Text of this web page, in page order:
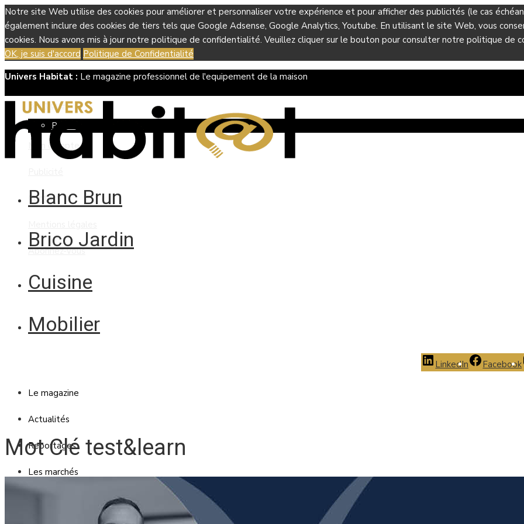
Notre site Web utilise des cookies pour améliorer et personnaliser votre expérience et pour afficher des publicités (le cas
également inclure des cookies de tiers tels que Google Adsense, Google Analytics, Youtube. En utilisant le site Web, vous
cookies. Nous avons mis à jour notre politique de confidentialité. Veuillez cliquer sur le bouton pour consulter notre politique de
OK, je suis d'accord Politique de Confidentialité
Univers Habitat : Le magazine professionnel de l'equipement de la maison
Boutique
Panier
Mon compte
Contact
Abonnez-vous
Blanc Brun
Brico Jardin
Cuisine
Mobilier
LinkedIn Facebook
Le magazine
Actualités
Reportages
Les marchés
Mot Clé test&learn